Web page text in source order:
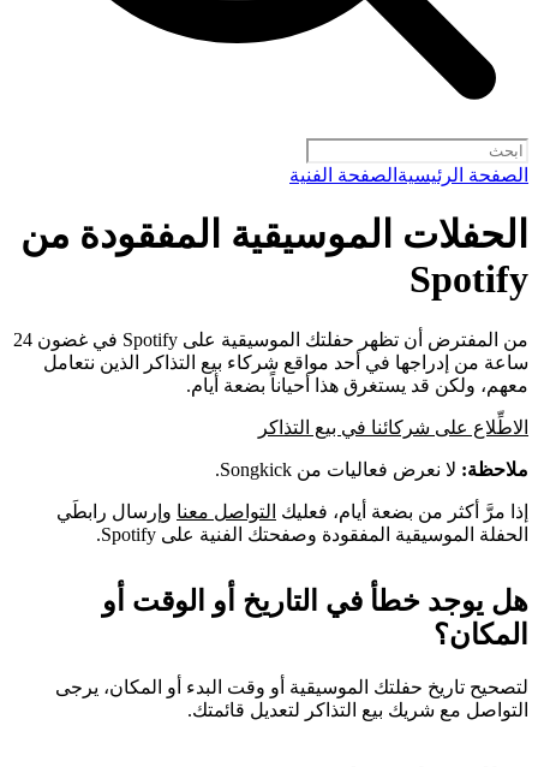
الصفحة الرئيسية الصفحة الفنية
الحفلات الموسيقية المفقودة من
Spotify
من المفترض أن تظهر حفلتك الموسيقية على Spotify في غضون 24
ساعة من إدراجها في أحد مواقع شركاء بيع التذاكر الذين نتعامل
معهم، ولكن قد يستغرق هذا أحياناً بضعة أيام.
الاطِّلاع على شركائنا في بيع التذاكر
ملاحظة: لا نعرض فعاليات من Songkick.
إذا مرَّ أكثر من بضعة أيام، فعليك التواصل معنا وإرسال رابطَي
الحفلة الموسيقية المفقودة وصفحتك الفنية على Spotify.
هل يوجد خطأ في التاريخ أو الوقت أو
المكان؟
لتصحيح تاريخ حفلتك الموسيقية أو وقت البدء أو المكان، يرجى
التواصل مع شريك بيع التذاكر لتعديل قائمتك.